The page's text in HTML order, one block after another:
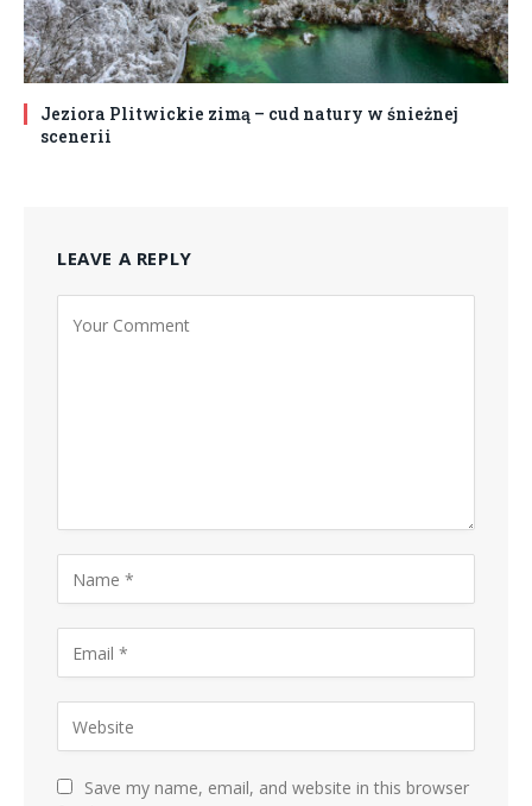
Jeziora Plitwickie zimą – cud natury w śnieżnej
scenerii
LEAVE A REPLY
Save my name, email, and website in this browser